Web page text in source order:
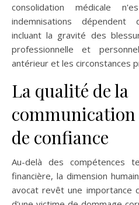
consolidation médicale
indemnisations dépendent
incluant la gravité des
professionnelle et
antérieur et les circonstances
La qualité de la
de confiance
Au-delà des compétences
financière, la dimension
avocat revêt une importance